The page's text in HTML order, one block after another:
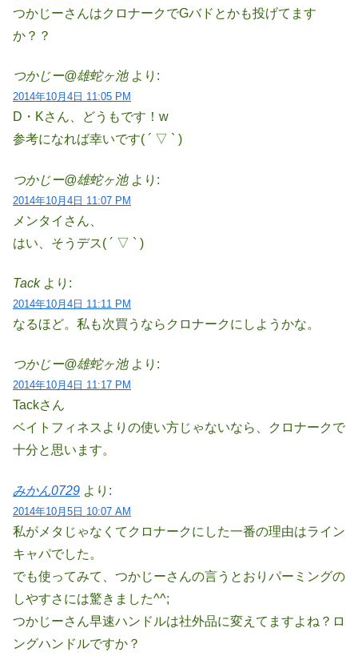
つかじーさんはクロナークでGバドとかも投げてます
か？？
つかじー@雄蛇ヶ池 より:
2014年10月4日 11:05 PM
D・Kさん、どうもです！w
参考になれば幸いです( ´ ▽ ` )
つかじー@雄蛇ヶ池 より:
2014年10月4日 11:07 PM
メンタイさん、
はい、そうデス( ´ ▽ ` )
Tack より:
2014年10月4日 11:11 PM
なるほど。私も次買うならクロナークにしようかな。
つかじー@雄蛇ヶ池 より:
2014年10月4日 11:17 PM
Tackさん
ベイトフィネスよりの使い方じゃないなら、クロナークで
十分と思います。
みかん0729 より:
2014年10月5日 10:07 AM
私がメタじゃなくてクロナークにした一番の理由はライン
キャパでした。
でも使ってみて、つかじーさんの言うとおりパーミングの
しやすさには驚きました^^;
つかじーさん早速ハンドルは社外品に変えてますよね？ロ
ングハンドルですか？